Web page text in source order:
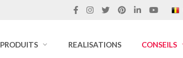
PRODUITS REALISATIONS CONSEILS